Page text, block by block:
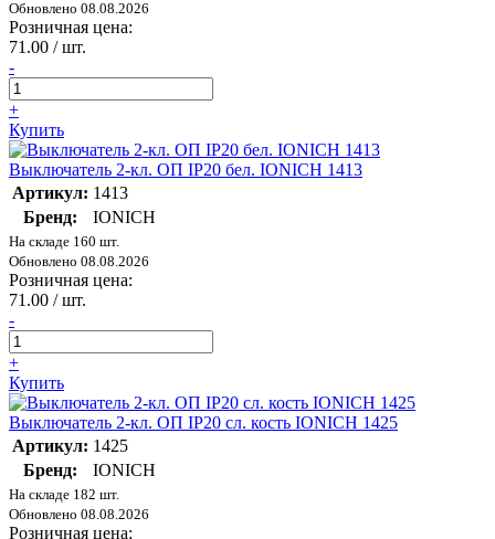
Обновлено 08.08.2026
Розничная цена:
71.00 / шт.
-
+
Купить
Выключатель 2-кл. ОП IP20 бел. IONICH 1413
Артикул: 1413
Бренд:
IONICH
На складе 160 шт.
Обновлено 08.08.2026
Розничная цена:
71.00 / шт.
-
+
Купить
Выключатель 2-кл. ОП IP20 сл. кость IONICH 1425
Артикул: 1425
Бренд:
IONICH
На складе 182 шт.
Обновлено 08.08.2026
Розничная цена: